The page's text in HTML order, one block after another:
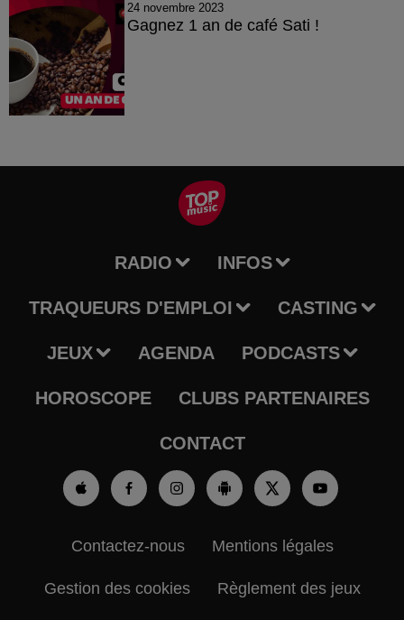
24 novembre 2023
Gagnez 1 an de café Sati !
RADIO INFOS
TRAQUEURS D'EMPLOI CASTING
JEUX AGENDA PODCASTS
HOROSCOPE CLUBS PARTENAIRES
CONTACT
Contactez-nous Mentions légales
Gestion des cookies Règlement des jeux